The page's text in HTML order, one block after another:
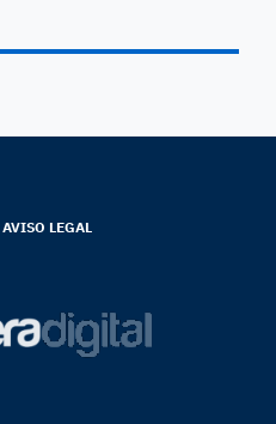
AVISO LEGAL